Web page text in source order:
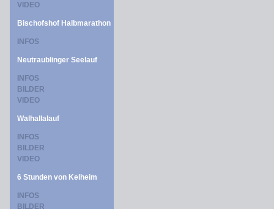
VIDEO
Bischofshof Halbmarathon
INFOS
Neutraublinger Seelauf
INFOS
BILDER
VIDEO
Walhallalauf
INFOS
BILDER
VIDEO
6 Stunden von Kelheim
INFOS
BILDER